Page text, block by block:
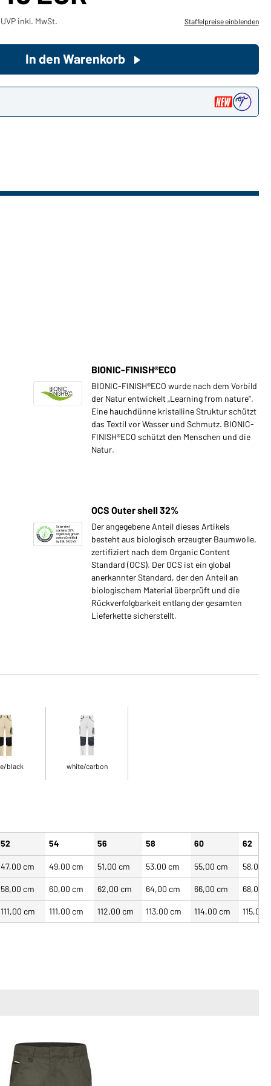
privaten Bedarf einkaufen?
Hier geht's zu unserem
Endkundenshop
inkl. MwSt. Staffelpreise einblenden
In den Warenkorb
BIONIC-FINISH®ECO
BIONIC-FINISH®ECO wurde nach dem Vorbild
der Natur entwickelt „Learning from nature“.
Eine hauchdünne kristalline Struktur schützt
das Textil vor Wasser und Schmutz. BIONIC-
FINISH®ECO schützt den Menschen und die
Natur.
OCS Outer shell 32%
Der angegebene Anteil dieses Artikels
besteht aus biologisch erzeugter Baumwolle,
zertifiziert nach dem Organic Content
Standard (OCS). Der OCS ist ein global
anerkannter Standard, der den Anteil an
biologischem Material überprüft und die
Rückverfolgbarkeit entlang der gesamten
Lieferkette sicherstellt.
black white/carbon
52 54 56 58 60 62
47,00 cm 49,00 cm 51,00 cm 53,00 cm 55,00 cm 58,00
58,00 cm 60,00 cm 62,00 cm 64,00 cm 66,00 cm 68,00
111,00 cm 111,00 cm 112,00 cm 113,00 cm 114,00 cm 115,00